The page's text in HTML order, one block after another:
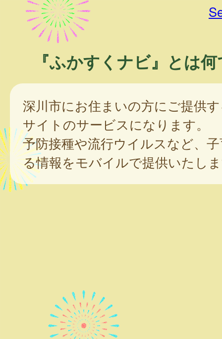
『ふかすくナビ』とは
深川市にお住まいの方にご提供
サイトのサービスになります。
予防接種や流行ウイルスなど、
る情報をモバイルで提供いたし